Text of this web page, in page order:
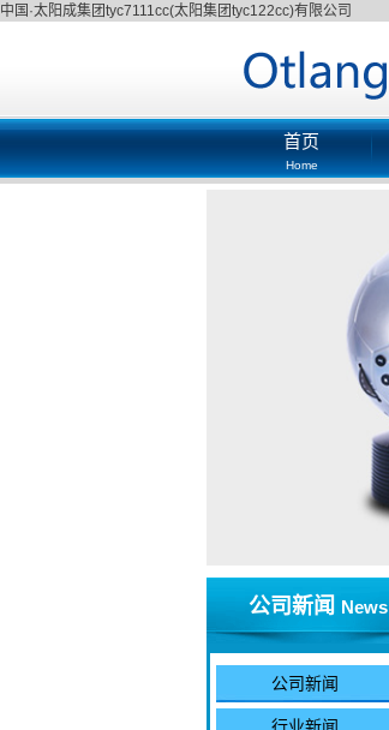
中国·太阳成集团tyc7111cc(太阳集团tyc122cc)有限公司
首页
Home
公司新闻 News
公司新闻
行业新闻